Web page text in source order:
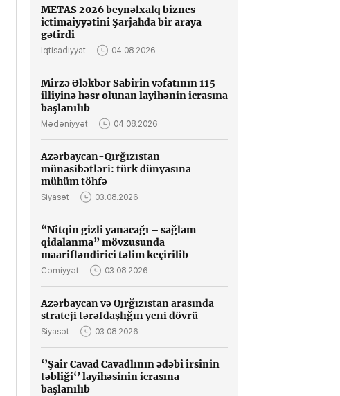
METAS 2026 beynəlxalq biznes
ictimaiyyətini Şarjahda bir araya
gətirdi
İqtisadiyyat 04.08.2026
Mirzə Ələkbər Sabirin vəfatının 115
illiyinə həsr olunan layihənin icrasına
başlanılıb
Mədəniyyət 04.08.2026
Azərbaycan-Qırğızıstan
münasibətləri: türk dünyasına
mühüm töhfə
Siyasət 03.08.2026
“Nitqin gizli yanacağı – sağlam
qidalanma” mövzusunda
maarifləndirici təlim keçirilib
Cəmiyyət 03.08.2026
Azərbaycan və Qırğızıstan arasında
strateji tərəfdaşlığın yeni dövrü
Siyasət 03.08.2026
‘’Şair Cavad Cavadlının ədəbi irsinin
təbliği‘’ layihəsinin icrasına
başlanılıb